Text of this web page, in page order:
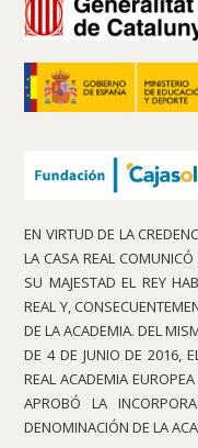
EN VIRTUD DE LA
LA CASA REAL
SU MAJESTAD EL REY
REAL Y,
DE LA ACADEMIA. DEL
DE 4 DE JUNIO DE 2016,
REAL ACADEMIA
APROBÓ LA
DENOMINACIÓN DE LA